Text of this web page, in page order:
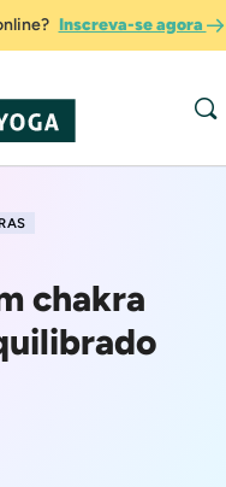
Inscreva-se agora
chakra